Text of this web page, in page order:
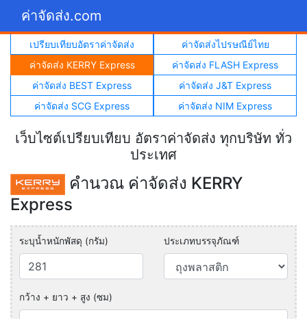
ค่าจัดส่ง.com
เปรียบเทียบอัตราค่าจัดส่ง
ค่าจัดส่งไปรษณีย์ไทย
ค่าจัดส่ง KERRY Express
ค่าจัดส่ง FLASH Express
ค่าจัดส่ง BEST Express
ค่าจัดส่ง J&T Express
ค่าจัดส่ง SCG Express
ค่าจัดส่ง NIM Express
เว็บไซต์เปรียบเทียบ อัตราค่าจัดส่ง ทุกบริษัท ทั่ว
ประเทศ
คำนวณ ค่าจัดส่ง KERRY
Express
ระบุน้ำหนักพัสดุ (กรัม) ประเภทบรรจุภัณฑ์
กว้าง + ยาว + สูง (ซม)